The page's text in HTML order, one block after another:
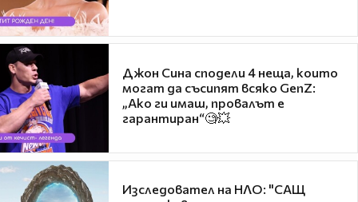
Джон Сина сподели 4 неща, които
могат да съсипят всяко GenZ:
„Ако ги имаш, провалът е
гарантиран“🧐💥
Изследовател на НЛО: "САЩ